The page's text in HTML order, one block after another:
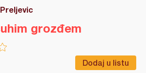
Dodaj u listu
grozđem